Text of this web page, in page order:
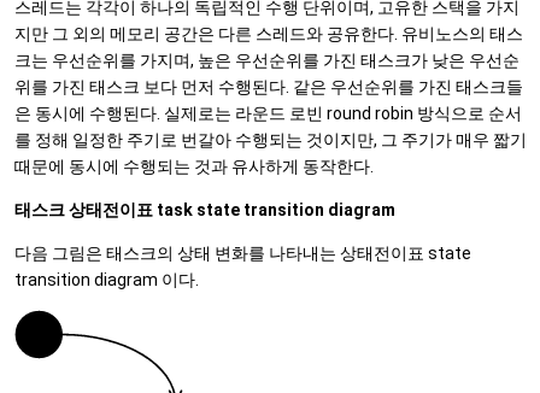
스레드는 각각이 하나의 독립적인 수행 단위이며, 고유한 스택을 가지
지만 그 외의 메모리 공간은 다른 스레드와 공유한다. 유비노스의 태스
크는 우선순위를 가지며, 높은 우선순위를 가진 태스크가 낮은 우선순
위를 가진 태스크 보다 먼저 수행된다. 같은 우선순위를 가진 태스크들
은 동시에 수행된다. 실제로는 라운드 로빈 round robin 방식으로 순서
를 정해 일정한 주기로 번갈아 수행되는 것이지만, 그 주기가 매우 짧기
때문에 동시에 수행되는 것과 유사하게 동작한다.
태스크 상태전이표 task state transition diagram
다음 그림은 태스크의 상태 변화를 나타내는 상태전이표 state
transition diagram 이다.